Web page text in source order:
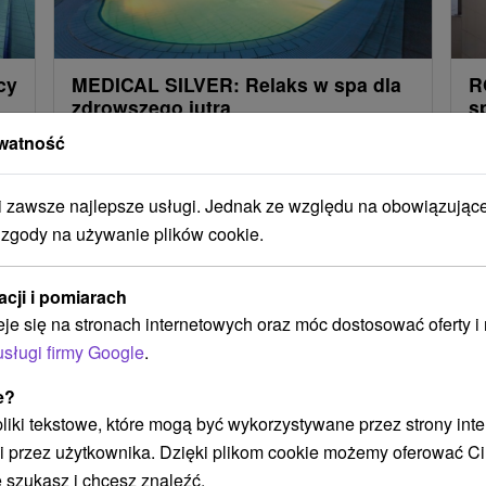
MEDICAL SILVER: Relaks w spa dla
zdrowszego jutra
na baseny Wellnea oraz dodatkowe wejścia do
stref wellness lub fitness.
w
BYĆ TAKŻE
najlepsze usługi. Jednak ze względu na
na używanie plików cookie.
i pomiarach
się na stronach internetowych oraz móc dostosować oferty i
firmy Google.
tekstowe, które mogą być wykorzystywane przez strony
przez użytkownika. Dzięki plikom cookie możemy oferować
i chcesz znaleźć.